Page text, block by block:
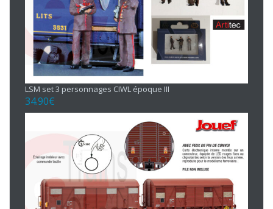
LSM set 3 personnages CIWL époque III
34.90€